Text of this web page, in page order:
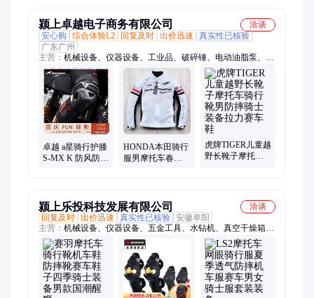
颍上卓越电子商务有限公司
洽谈
安心购
综合体验L2 回复及时 出价迅速
真实性已核验
广东广州
主营： 机械设备、仪器设备、工业品、破碎锤、电动油脂泵、户
外垃圾桶、汽车空调抽打泵、应急启动电源、电动搅拌机、电动
冲击夯、石材加重机、阳台洗衣柜、冰淇淋机、玻璃钢雕塑、中
空回转液压缸、UV打印机、激光打标机、液压总成、气动搅拌
机、雕刻机、台式立式冰激凌机、液压破碎钳
卓越 a星骑行护膝
S-MX K 防风防摔
HONDA本田骑行
服男摩托车春夏
虎牌TIGER儿童越
野长靴子摩托车
颍上乐投科技发展有限公司
洽谈
回复及时 出价迅速 真实性已核验 安徽阜阳
主营： 机械设备、仪器设备、五金工具、水钻机、真空干燥箱、
水电钻孔机、金属探测器、腻子粉搅拌机、管线仪、粮食筛选
机、激光热感夜视仪、紫外打标机、激光雕刻机、空气净化器、
不锈钢卧式搅拌机、激光焊接机、家禽脱毛机鸡、煲仔炉、泥浆
泵、激光切割机、高速液压钳、卧式砂磨机